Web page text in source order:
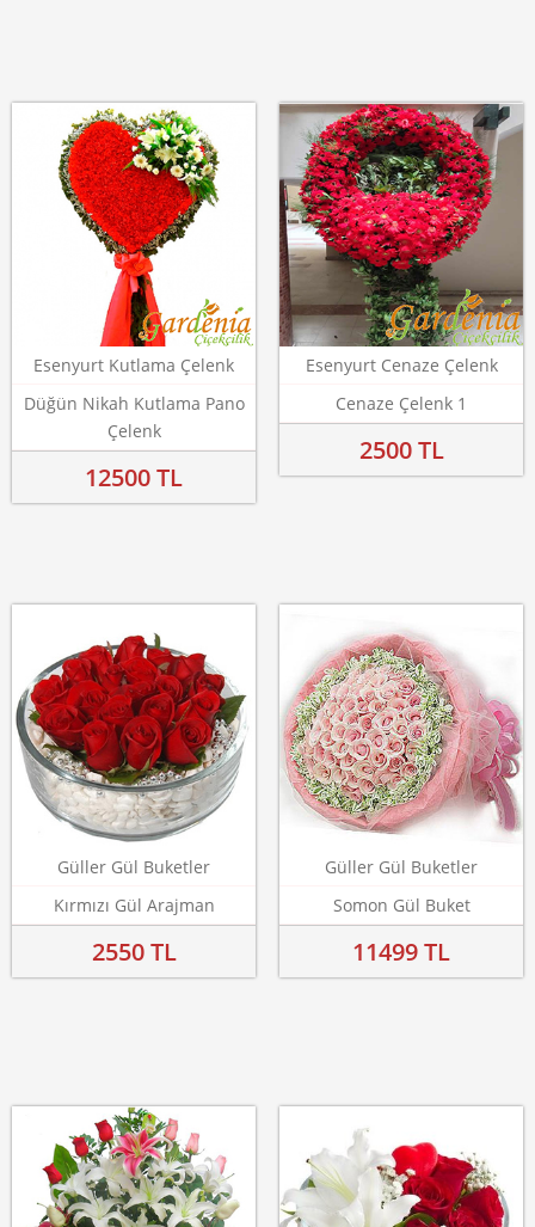
Esenyurt Kutlama Çelenk
Düğün Nikah Kutlama Pano
Çelenk
12500 TL
Esenyurt Cenaze Çelenk
Cenaze Çelenk 1
2500 TL
Güller Gül Buketler
Kırmızı Gül Arajman
2550 TL
Güller Gül Buketler
Somon Gül Buket
11499 TL